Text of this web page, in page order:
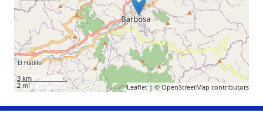
3 km
2 mi
Leaflet| © OpenStreetMap contributors